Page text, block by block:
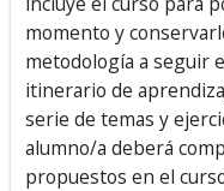
momento y
metodología a seguir
itinerario de
serie de temas y
alumno/a deberá
propuestos en el